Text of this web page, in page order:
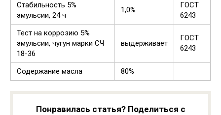
Стабильность 5%
эмульсии, 24 ч
1,0%
ГОСТ
6243
Тест на коррозию 5%
эмульсии, чугун марки СЧ
18-36
выдерживает
ГОСТ
6243
Содержание масла 80%
Понравилась статья? Поделиться с